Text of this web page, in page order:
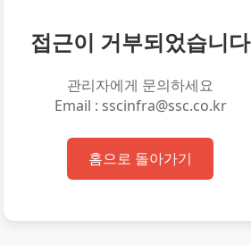
접근이 거부되었습니다
관리자에게 문의하세요
Email : sscinfra@ssc.co.kr
홈으로 돌아가기